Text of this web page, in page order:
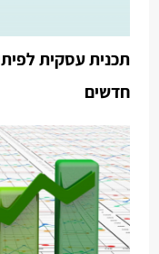
תכנית עסקית
חדשים